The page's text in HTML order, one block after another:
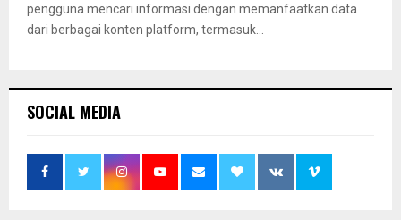
pengguna mencari informasi dengan memanfaatkan data
dari berbagai konten platform, termasuk...
SOCIAL MEDIA